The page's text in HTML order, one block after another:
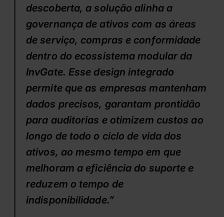
descoberta, a solução alinha a
governança de ativos com as áreas
de serviço, compras e conformidade
dentro do ecossistema modular da
InvGate. Esse design integrado
permite que as empresas mantenham
dados precisos, garantam prontidão
para auditorias e otimizem custos ao
longo de todo o ciclo de vida dos
ativos, ao mesmo tempo em que
melhoram a eficiência do suporte e
reduzem o tempo de
indisponibilidade.”